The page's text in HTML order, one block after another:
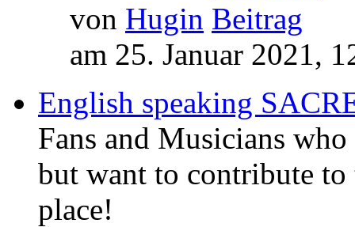
von Hugin
am 25. Januar 2021,
English speaking
Fans and Musicians
but want to contribute to
place!